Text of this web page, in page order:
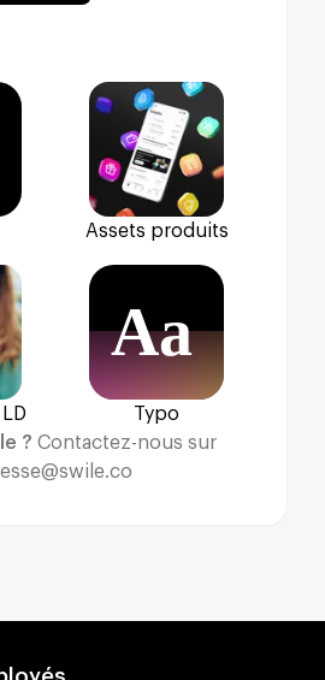
ce constat, que Swile, leader
a choisi de lancer Swile
des émissions cultes
80 et sous la houlette de la
créatrice de Gymfizz Studio,
d'exercices aussi drôles
les éléments du bureau
héberge d'ores-et-déjà 4
ressources
Assets produits
Typo
? Contactez-nous sur